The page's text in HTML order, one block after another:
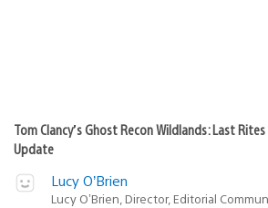
Tom Clancy’s Ghost Recon Wildlands: Last
Update
Lucy O’Brien
Lucy O’Brien, Director, Editorial